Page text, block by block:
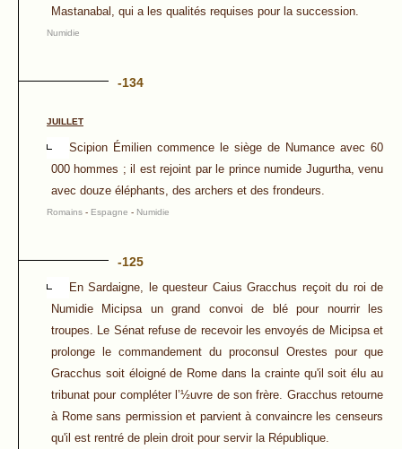
Mastanabal, qui a les qualités requises pour la succession.
Numidie
-134
JUILLET
Scipion Émilien commence le siège de Numance avec 60
000 hommes ; il est rejoint par le prince numide Jugurtha, venu
avec douze éléphants, des archers et des frondeurs.
Romains - Espagne - Numidie
-125
En Sardaigne, le questeur Caius Gracchus reçoit du roi de
Numidie Micipsa un grand convoi de blé pour nourrir les
troupes. Le Sénat refuse de recevoir les envoyés de Micipsa et
prolonge le commandement du proconsul Orestes pour que
Gracchus soit éloigné de Rome dans la crainte qu'il soit élu au
tribunat pour compléter l’½uvre de son frère. Gracchus retourne
à Rome sans permission et parvient à convaincre les censeurs
qu'il est rentré de plein droit pour servir la République.